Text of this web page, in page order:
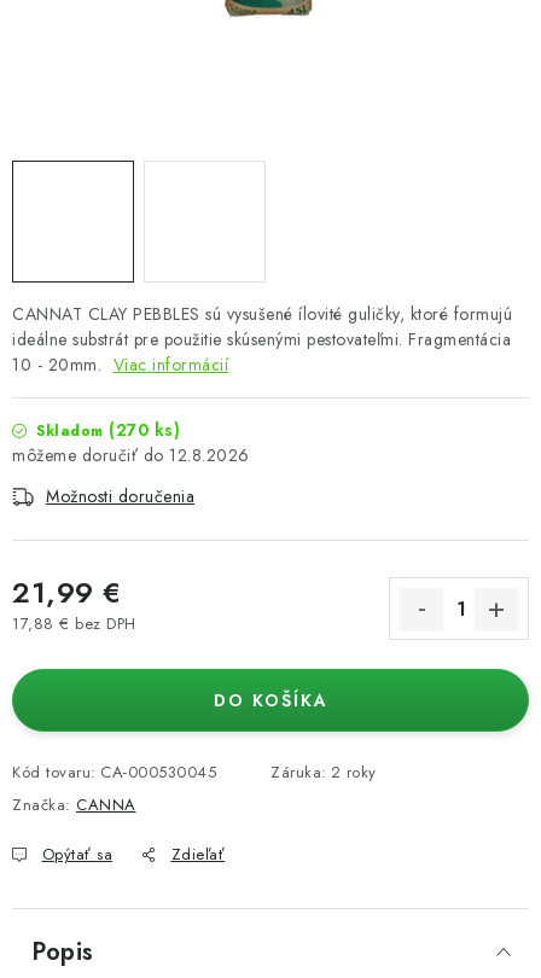
Podmienky o ochrane osobných údajov
CANNAT CLAY PEBBLES sú vysušené ílovité guličky, ktoré formujú
ideálne substrát pre použitie skúsenými pestovateľmi. Fragmentácia
10 - 20mm. Viac informácií
Skladom (270 ks)
12.8.2026
Možnosti doručenia
21,99 €
17,88 € bez DPH
DO KOŠÍKA
Kód tovaru: CA-000530045 Záruka: 2 roky
Značka: CANNA
Opýtať sa Zdieľať
Popis